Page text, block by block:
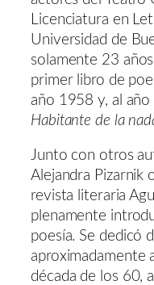
Licenciatura en
Universidad de
solamente 23
primer libro de
año 1958 y, al año
Habitante de la
Junto con otros
Alejandra Pizarnik
revista literaria
plenamente
poesía. Se dedicó
aproximadamente
década de los 60,